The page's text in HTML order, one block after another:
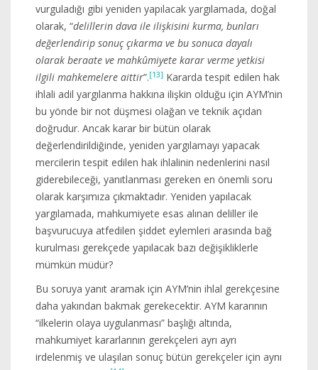
vurguladığı gibi yeniden yapılacak yargılamada, doğal
olarak, “delillerin dava ile ilişkisini kurma, bunları
değerlendirip sonuç çıkarma ve bu sonuca dayalı
olarak beraate ve mahkûmiyete karar verme yetkisi
ilgili mahkemelere aittir”.[13] Kararda tespit edilen hak
ihlali adil yargılanma hakkına ilişkin olduğu için AYM’nin
bu yönde bir not düşmesi olağan ve teknik açıdan
doğrudur. Ancak karar bir bütün olarak
değerlendirildiğinde, yeniden yargılamayı yapacak
mercilerin tespit edilen hak ihlalinin nedenlerini nasıl
giderebileceği, yanıtlanması gereken en önemli soru
olarak karşımıza çıkmaktadır. Yeniden yapılacak
yargılamada, mahkumiyete esas alınan deliller ile
başvurucuya atfedilen şiddet eylemleri arasında bağ
kurulması gerekçede yapılacak bazı değişikliklerle
mümkün müdür?
Bu soruya yanıt aramak için AYM’nin ihlal gerekçesine
daha yakından bakmak gerekecektir. AYM kararının
“ilkelerin olaya uygulanması” başlığı altında,
mahkumiyet kararlarının gerekçeleri ayrı ayrı
irdelenmiş ve ulaşılan sonuç bütün gerekçeler için aynı